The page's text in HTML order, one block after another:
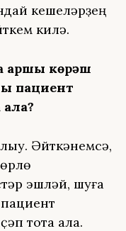
кешеләрҙең
килә.
көрәш
пациент
Әйткәнемсә,
эшләй, шуға
тота ала.